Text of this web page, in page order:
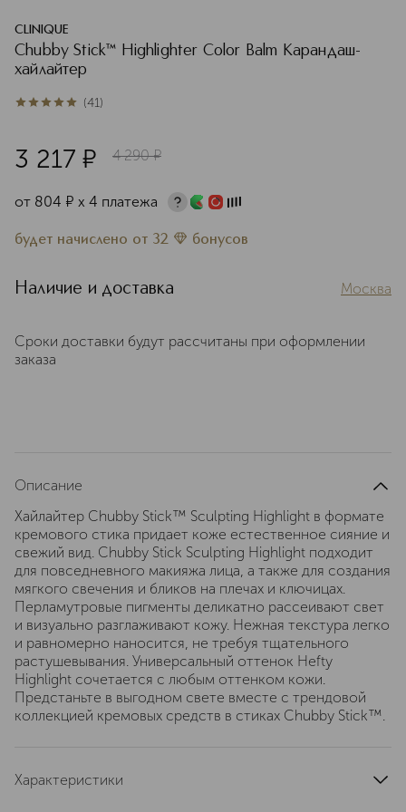
CLINIQUE
Chubby Stick™ Highlighter Color Balm Карандаш-
хайлайтер
5из 541 (41)
3 217 ¤ 4 290 ¤
от 804 ¤ х 4 платежа
будет начислено от 32 бонусов
Наличие и доставка Москва
Сроки доставки будут рассчитаны при оформлении
заказа
Описание
Хайлайтер Chubby Stick™ Sculpting Highlight в формате
кремового стика придает коже естественное сияние и
свежий вид. Chubby Stick Sculpting Highlight подходит
для повседневного макияжа лица, а также для создания
мягкого свечения и бликов на плечах и ключицах.
Перламутровые пигменты деликатно рассеивают свет
и визуально разглаживают кожу. Нежная текстура легко
и равномерно наносится, не требуя тщательного
растушевывания. Универсальный оттенок Hefty
Highlight сочетается с любым оттенком кожи.
Предстаньте в выгодном свете вместе с трендовой
коллекцией кремовых средств в стиках Chubby Stick™.
Характеристики